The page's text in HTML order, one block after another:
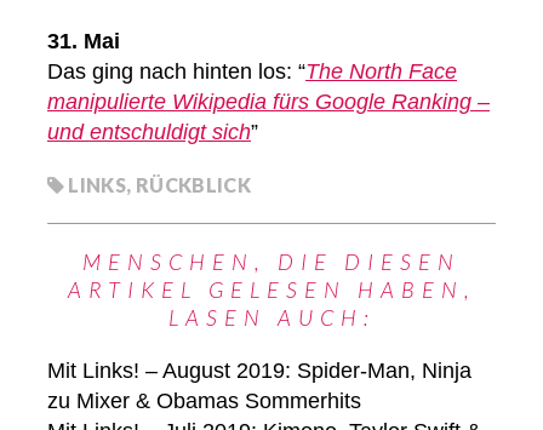
31. Mai
Das ging nach hinten los: “The North Face
manipulierte Wikipedia fürs Google Ranking –
und entschuldigt sich”
LINKS, RÜCKBLICK
MENSCHEN, DIE DIESEN
ARTIKEL GELESEN HABEN,
LASEN AUCH:
Mit Links! – August 2019: Spider-Man, Ninja
zu Mixer & Obamas Sommerhits